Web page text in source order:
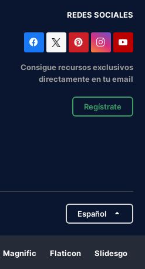
REDES SOCIALES
Consigue recursos exclusivos
directamente en tu email
Regístrate
Español
Magnific Flaticon Slidesgo